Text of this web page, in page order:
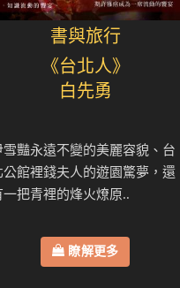
書與旅行
《台北人》
白先勇
雪豔永遠不變的美麗容貌、台
公館裡錢夫人的遊園驚夢，還
一把青裡的烽火燎原..
瞭解更多